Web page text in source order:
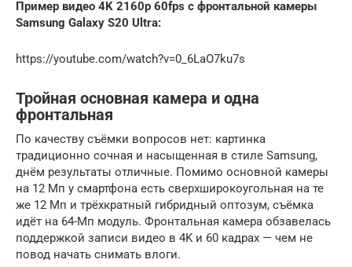
Пример видео 4K 2160p 60fps с фронтальной камеры
Samsung Galaxy S20 Ultra:
https://youtube.com/watch?v=0_6LaO7ku7s
Тройная основная камера и одна
фронтальная
По качеству съёмки вопросов нет: картинка
традиционно сочная и насыщенная в стиле Samsung,
днём результаты отличные. Помимо основной камеры
на 12 Мп у смартфона есть сверхширокоугольная на те
же 12 Мп и трёхкратный гибридный оптозум, съёмка
идёт на 64-Мп модуль. Фронтальная камера обзавелась
поддержкой записи видео в 4K и 60 кадрах — чем не
повод начать снимать влоги.